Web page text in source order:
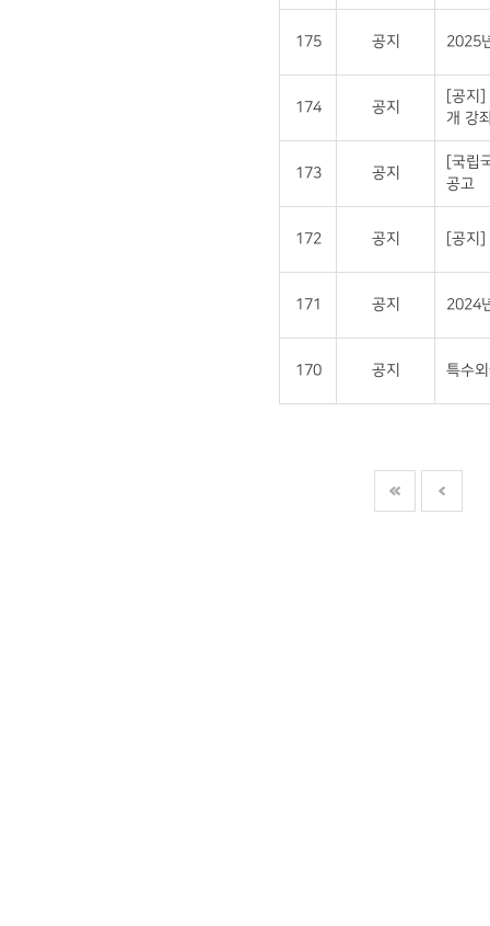
175 공지 2025
174 공지
[공지]
개 강
173 공지
[국립
공고
172 공지 [공지]
171 공지 2024
170 공지 특수